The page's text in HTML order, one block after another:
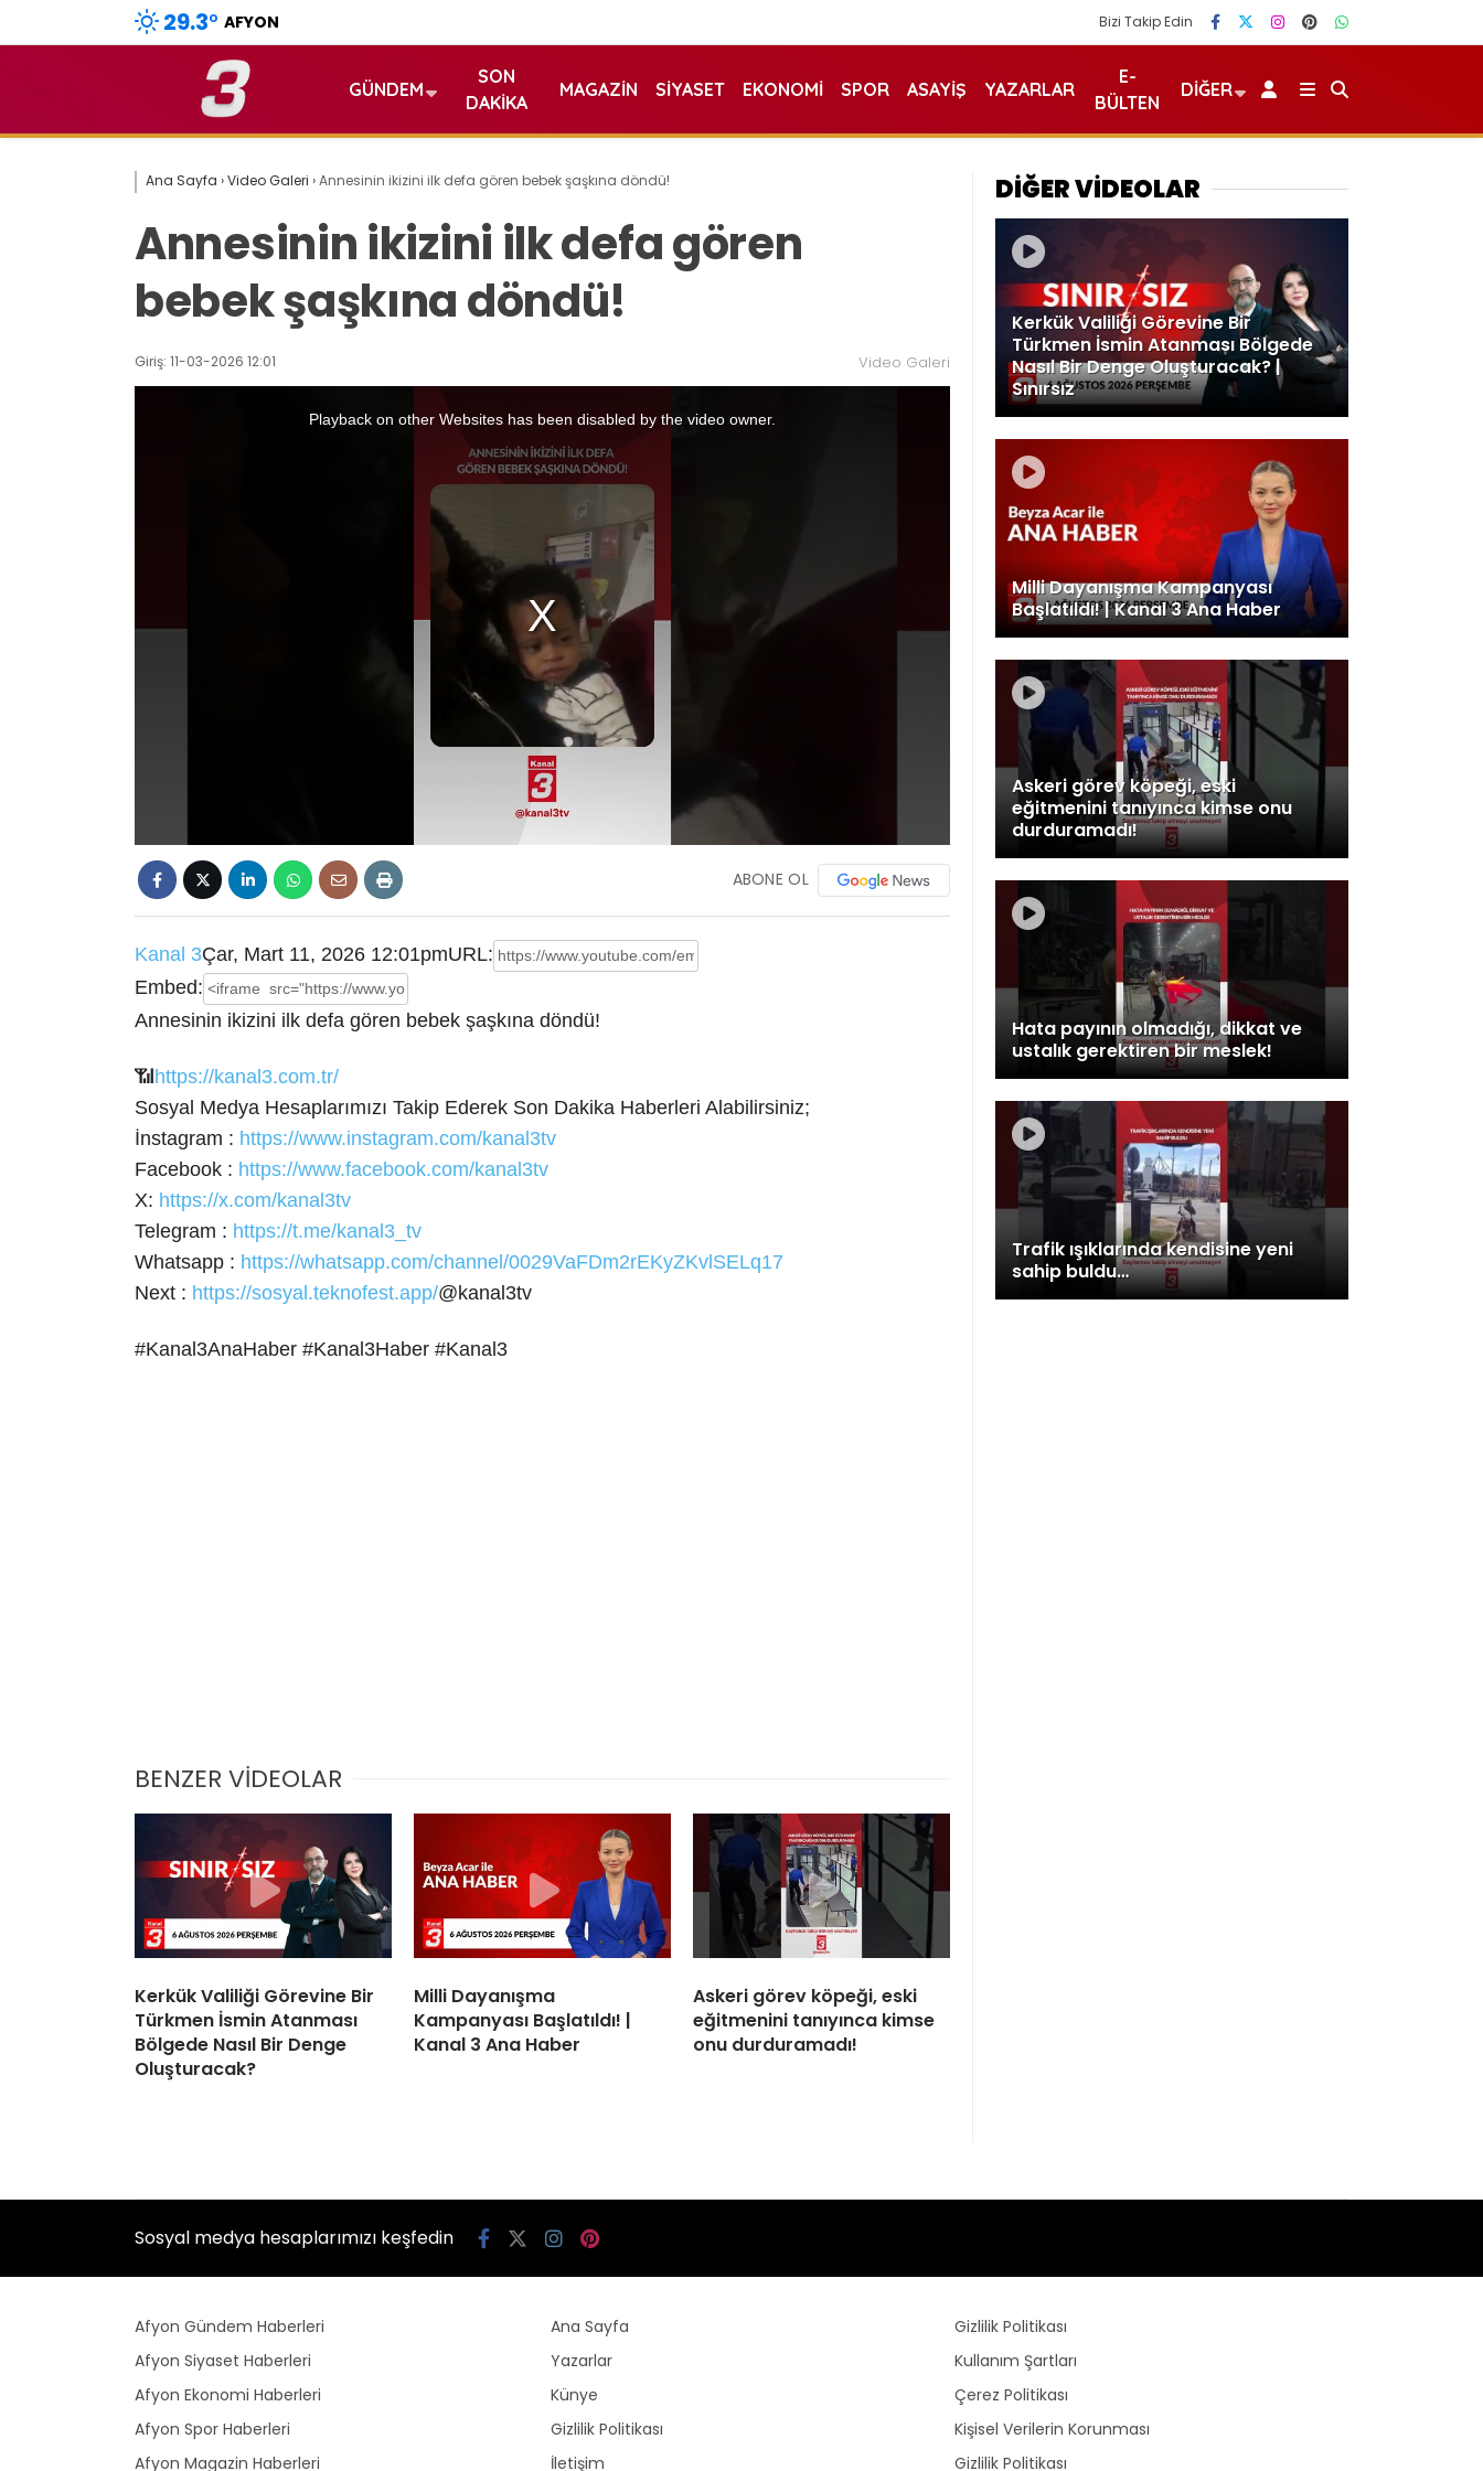
29.3° AFYON Bizi Takip Edin
GÜNDEM
SON
DAKIKA
MAGAZIN SIYASET EKONOMI SPOR ASAYIŞ YAZARLAR
E-
BÜLTEN
DIĞER
Ana Sayfa ›Video Galeri ›Annesinin ikizini ilk defa gören bebek şaşkına döndü!
Annesinin ikizini ilk defa gören
bebek şaşkına döndü!
Giriş: 11-03-2026 12:01 Video Galeri
Playback on other Websites has been disabled by the video owner.
ABONE OL
Kanal 3Çar, Mart 11, 2026 12:01pmURL:
Embed:
Annesinin ikizini ilk defa gören bebek şaşkına döndü!
📶 https://kanal3.com.tr/
Sosyal Medya Hesaplarımızı Takip Ederek Son Dakika Haberleri Alabilirsiniz;
İnstagram : https://www.instagram.com/kanal3tv
Facebook : https://www.facebook.com/kanal3tv
X: https://x.com/kanal3tv
Telegram : https://t.me/kanal3_tv
Whatsapp : https://whatsapp.com/channel/0029VaFDm2rEKyZKvlSELq17
Next : https://sosyal.teknofest.app/@kanal3tv
#Kanal3AnaHaber #Kanal3Haber #Kanal3
BENZER VİDEOLAR
Kerkük Valiliği Görevine Bir
Türkmen İsmin Atanması
Bölgede Nasıl Bir Denge
Oluşturacak?
Milli Dayanışma
Kampanyası Başlatıldı! |
Kanal 3 Ana Haber
Askeri görev köpeği, eski
eğitmenini tanıyınca kimse
onu durduramadı!
DİĞER VİDEOLAR
Kerkük Valiliği Görevine Bir
Türkmen İsmin Atanması Bölgede
Nasıl Bir Denge Oluşturacak? |
Sınırsız
Milli Dayanışma Kampanyası
Başlatıldı! | Kanal 3 Ana Haber
Askeri görev köpeği, eski
eğitmenini tanıyınca kimse onu
durduramadı!
Hata payının olmadığı, dikkat ve
ustalık gerektiren bir meslek!
Trafik ışıklarında kendisine yeni
sahip buldu…
Sosyal medya hesaplarımızı keşfedin
Afyon Gündem Haberleri
Afyon Siyaset Haberleri
Afyon Ekonomi Haberleri
Afyon Spor Haberleri
Afyon Magazin Haberleri
Ana Sayfa
Yazarlar
Künye
Gizlilik Politikası
İletişim
Gizlilik Politikası
Kullanım Şartları
Çerez Politikası
Kişisel Verilerin Korunması
Gizlilik Politikası